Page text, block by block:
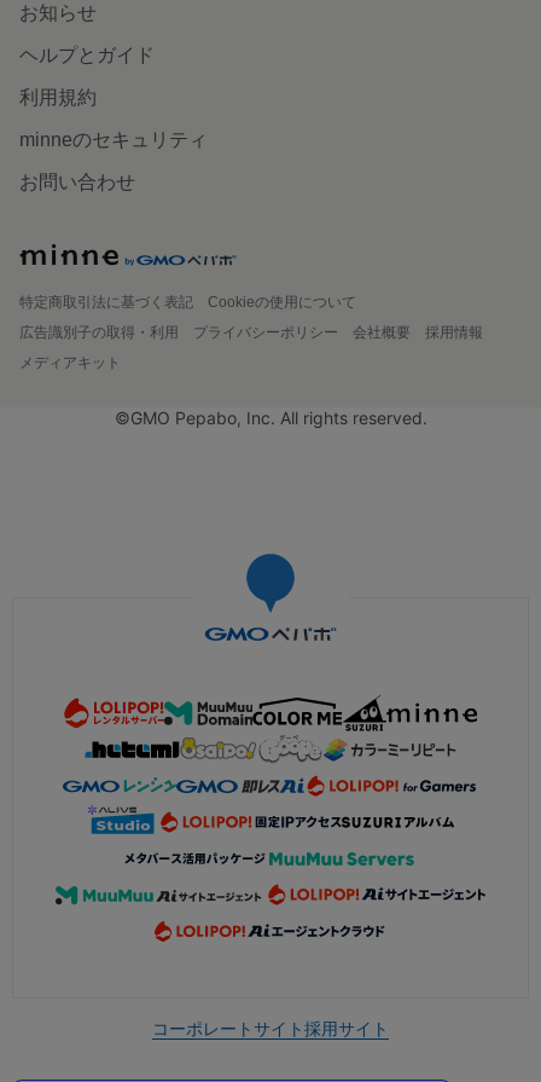
お知らせ
ヘルプとガイド
利用規約
minneのセキュリティ
お問い合わせ
特定商取引法に基づく表記
Cookieの使用について
広告識別子の取得・利用
プライバシーポリシー 会社概要
採用情報
メディアキット
©GMO Pepabo, Inc. All rights reserved.
コーポレートサイト採用サイト